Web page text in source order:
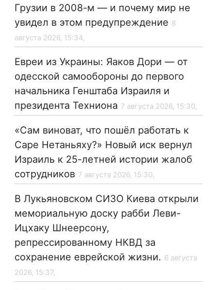
Грузии в 2008-м — и почему мир не
увидел в этом предупреждение 8
августа 2026, 15:34,
Евреи из Украины: Яаков Дори — от
одесской самообороны до первого
начальника Генштаба Израиля и
президента Техниона 7 августа 2026, 15:30,
«Сам виноват, что пошёл работать к
Саре Нетаньяху?» Новый иск вернул
Израиль к 25-летней истории жалоб
сотрудников 7 августа 2026, 15:30,
В Лукьяновском СИЗО Киева открыли
мемориальную доску рабби Леви-
Ицхаку Шнеерсону,
репрессированному НКВД за
сохранение еврейской жизни. 6 августа
2026, 15:37,